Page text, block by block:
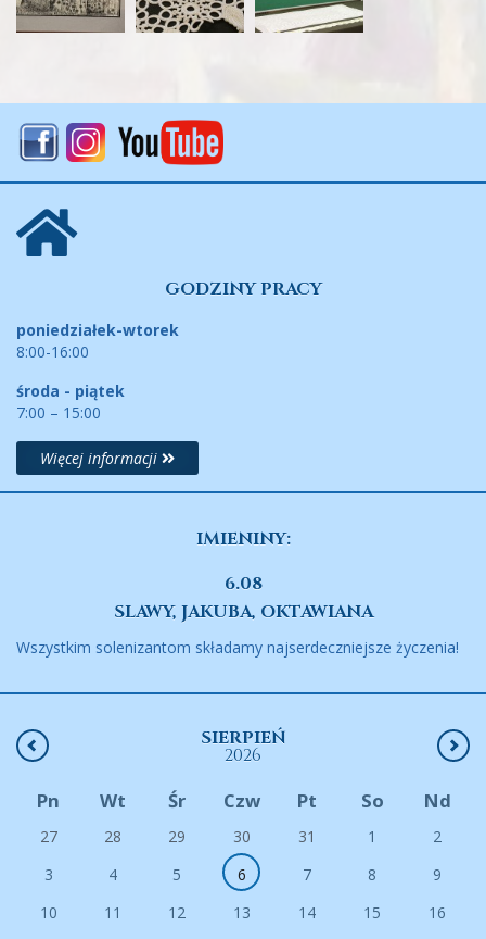
GODZINY PRACY
poniedziałek-wtorek
8:00-16:00
środa - piątek
7:00 – 15:00
Więcej informacji
IMIENINY:
6.08
SLAWY, JAKUBA, OKTAWIANA
Wszystkim solenizantom składamy najserdeczniejsze życzenia!
SIERPIEŃ
2026
Pn Wt Śr Czw Pt So Nd
27 28 29 30 31 1
2
3
4 5 6 7 8
9
10
11 12 13 14 15
16